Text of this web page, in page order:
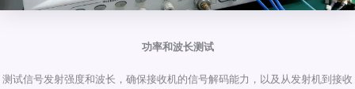
功率和波长测试
测试信号发射强度和波长，确保接收机的信号解码能力，以及从发射机到接收